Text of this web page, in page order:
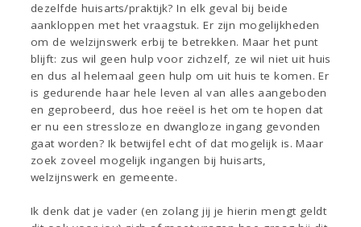
dezelfde huisarts/praktijk? In elk geval bij beide
aankloppen met het vraagstuk. Er zijn mogelijkheden
om de welzijnswerk erbij te betrekken. Maar het punt
blijft: zus wil geen hulp voor zichzelf, ze wil niet uit huis
en dus al helemaal geen hulp om uit huis te komen. Er
is gedurende haar hele leven al van alles aangeboden
en geprobeerd, dus hoe reëel is het om te hopen dat
er nu een stressloze en dwangloze ingang gevonden
gaat worden? Ik betwijfel echt of dat mogelijk is. Maar
zoek zoveel mogelijk ingangen bij huisarts,
welzijnswerk en gemeente.
Ik denk dat je vader (en zolang jij je hierin mengt geldt